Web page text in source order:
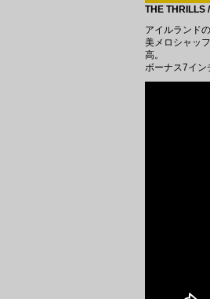
THE THRILLS
アイルランド
美メロシャッ
高。
ボーナス7イン